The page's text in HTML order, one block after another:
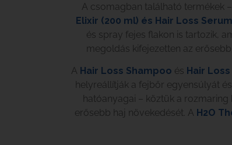
A csomagban található termékek –
Elixir (200 ml) és Hair Loss
és spray fejes flakon is tartozik,
megoldás kifejezetten az
A Hair Loss Shampoo és Hair
helyreállítják a fejbőr egyensúlyát
hatóanyagai – köztük a rozmaring
erősebb haj növekedését. A H2O